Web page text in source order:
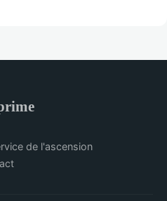
de l'ascension